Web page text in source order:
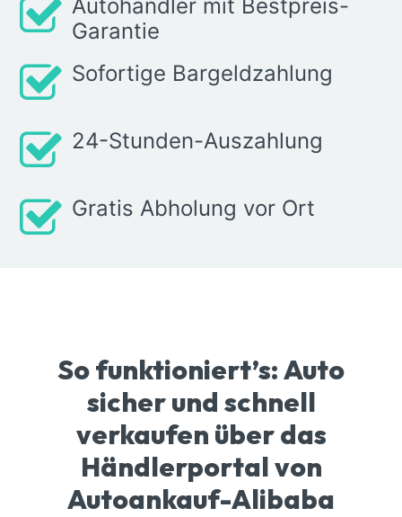
Autohändler mit Bestpreis-
Garantie
Sofortige Bargeldzahlung
24-Stunden-Auszahlung
Gratis Abholung vor Ort
So funktioniert’s: Auto
sicher und schnell
verkaufen über das
Händlerportal von
Autoankauf-Alibaba